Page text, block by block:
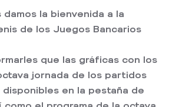
damos la bienvenida a la
de los Juegos Bancarios
que las gráficas con los
jornada de los partidos
en la pestaña de